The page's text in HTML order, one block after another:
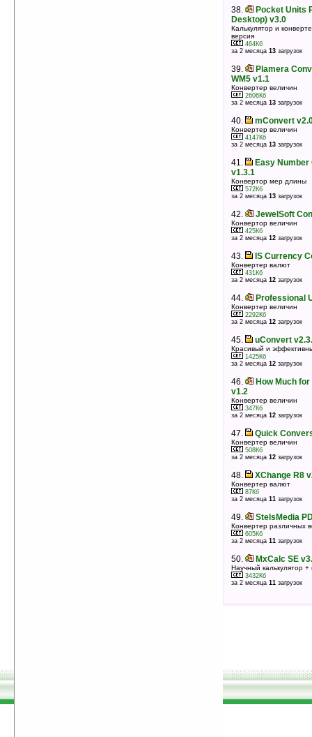
38.
Pocket Units
Desktop) v3.0
Калькулятор и
версия
464Кб
за 2 месяца 13 загрузок
39.
Plamera
WM5 v1.1
Конвертер величин
2606Кб
за 2 месяца 13 загрузок
40. mConvert
Конвертер величин
4147Кб
за 2 месяца 13 загрузок
41.
Easy
v1.3.1
Конвертор мер длины
572Кб
за 2 месяца 13 загрузок
42. JewelSoft
Конвертор величин
425Кб
за 2 месяца 12 загрузок
43. IS Currency
Конвертер валют
431Кб
за 2 месяца 12 загрузок
44. Professional
Конвертер величин
2292Кб
за 2 месяца 12 загрузок
45. uConvert
Красивый и
1425Кб
за 2 месяца 12 загрузок
46.
How Much
v1.2
Конвертер величин
347Кб
за 2 месяца 12 загрузок
47. Quick
Конвертер величин
508Кб
за 2 месяца 12 загрузок
48. XChange R8
Конвертер валют
87Кб
за 2 месяца 11 загрузок
49. StelsMedia
Конвертер различных
605Кб
за 2 месяца 11 загрузок
50. MxCalc SE
Научный калькулятор
3432Кб
за 2 месяца 11 загрузок